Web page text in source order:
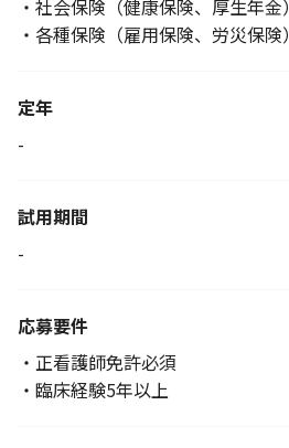
・社会保険（健康保険、厚生年金）
・各種保険（雇用保険、労災保険）
定年
-
試用期間
-
応募要件
・正看護師免許必須
・臨床経験5年以上